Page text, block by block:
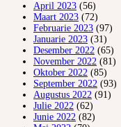
April 2023 (56)
Maart 2023 (72)
Februarie 2023 (97)
Januarie 2023 (31)
Desember 2022 (65)
November 2022 (81)
Oktober 2022 (85)
September 2022 (93)
Augustus 2022 (91)
Julie 2022 (62)
Junie 2022 (82)